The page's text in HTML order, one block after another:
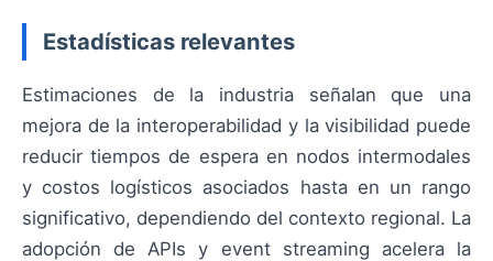
Estadísticas relevantes
Estimaciones de la industria señalan que una
mejora de la interoperabilidad y la visibilidad puede
reducir tiempos de espera en nodos intermodales
y costos logísticos asociados hasta en un rango
significativo, dependiendo del contexto regional. La
adopción de APIs y event streaming acelera la